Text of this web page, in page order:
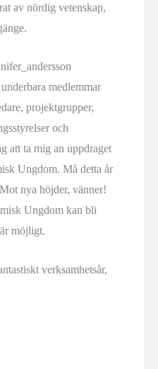
av nördig vetenskap,
medlemmar
projektgrupper,
och
att ta mig an uppdraget
Ungdom. Må detta år
nya höjder, vänner!
Ungdom kan bli
möjligt.
verksamhetsår,